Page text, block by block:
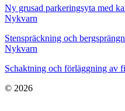
Ny grusad parkeringsyta med
Nykvarn
Stenspräckning och
Nykvarn
Schaktning och förläggning av
© 2026